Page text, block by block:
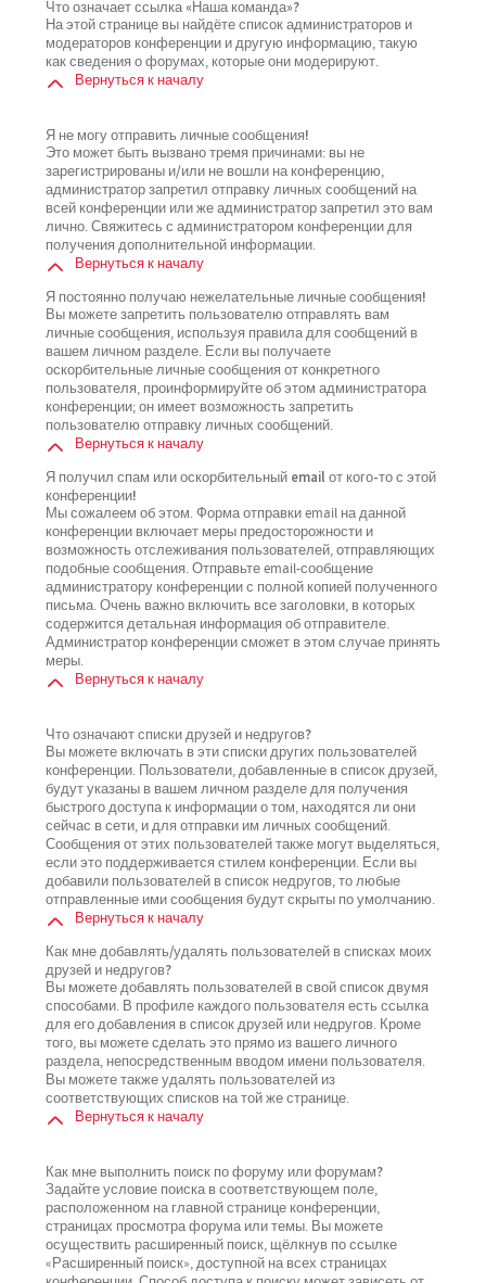
Что означает ссылка «Наша команда»?
На этой странице вы найдёте список администраторов и
модераторов конференции и другую информацию, такую
как сведения о форумах, которые они модерируют.
Вернуться к началу
Я не могу отправить личные сообщения!
Это может быть вызвано тремя причинами: вы не
зарегистрированы и/или не вошли на конференцию,
администратор запретил отправку личных сообщений на
всей конференции или же администратор запретил это вам
лично. Свяжитесь с администратором конференции для
получения дополнительной информации.
Вернуться к началу
Я постоянно получаю нежелательные личные сообщения!
Вы можете запретить пользователю отправлять вам
личные сообщения, используя правила для сообщений в
вашем личном разделе. Если вы получаете
оскорбительные личные сообщения от конкретного
пользователя, проинформируйте об этом администратора
конференции; он имеет возможность запретить
пользователю отправку личных сообщений.
Вернуться к началу
Я получил спам или оскорбительный email от кого-то с этой
конференции!
Мы сожалеем об этом. Форма отправки email на данной
конференции включает меры предосторожности и
возможность отслеживания пользователей, отправляющих
подобные сообщения. Отправьте email-сообщение
администратору конференции с полной копией полученного
письма. Очень важно включить все заголовки, в которых
содержится детальная информация об отправителе.
Администратор конференции сможет в этом случае принять
меры.
Вернуться к началу
Что означают списки друзей и недругов?
Вы можете включать в эти списки других пользователей
конференции. Пользователи, добавленные в список друзей,
будут указаны в вашем личном разделе для получения
быстрого доступа к информации о том, находятся ли они
сейчас в сети, и для отправки им личных сообщений.
Сообщения от этих пользователей также могут выделяться,
если это поддерживается стилем конференции. Если вы
добавили пользователей в список недругов, то любые
отправленные ими сообщения будут скрыты по умолчанию.
Вернуться к началу
Как мне добавлять/удалять пользователей в списках моих
друзей и недругов?
Вы можете добавлять пользователей в свой список двумя
способами. В профиле каждого пользователя есть ссылка
для его добавления в список друзей или недругов. Кроме
того, вы можете сделать это прямо из вашего личного
раздела, непосредственным вводом имени пользователя.
Вы можете также удалять пользователей из
соответствующих списков на той же странице.
Вернуться к началу
Как мне выполнить поиск по форуму или форумам?
Задайте условие поиска в соответствующем поле,
расположенном на главной странице конференции,
страницах просмотра форума или темы. Вы можете
осуществить расширенный поиск, щёлкнув по ссылке
«Расширенный поиск», доступной на всех страницах